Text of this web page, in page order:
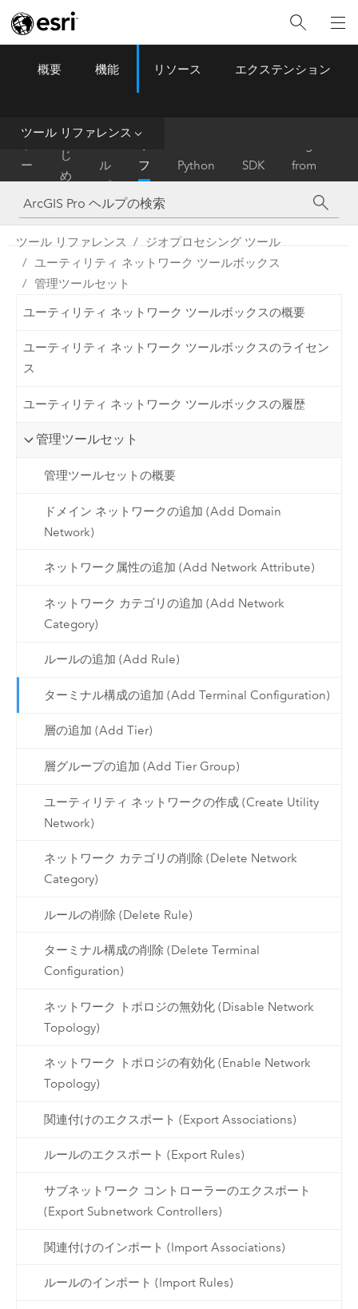
ArcGIS Pro Menu
概要 機能 リソース エクステンション
ツール リファレンス
ー
ム
は
じ
め
に
ル
プ
フ
ァ
レ
ン
ス
Python SDK
from
ArcMap
ツール リファレンス
ジオプロセシング ツール
ユーティリティ ネットワーク ツールボックス
管理ツールセット
ユーティリティ ネットワーク ツールボックスの概要
ユーティリティ ネットワーク ツールボックスのライセン
ス
ユーティリティ ネットワーク ツールボックスの履歴
管理ツールセット
管理ツールセットの概要
ドメイン ネットワークの追加 (Add Domain
Network)
ネットワーク属性の追加 (Add Network Attribute)
ネットワーク カテゴリの追加 (Add Network
Category)
ルールの追加 (Add Rule)
ターミナル構成の追加 (Add Terminal Configuration)
層の追加 (Add Tier)
層グループの追加 (Add Tier Group)
ユーティリティ ネットワークの作成 (Create Utility
Network)
ネットワーク カテゴリの削除 (Delete Network
Category)
ルールの削除 (Delete Rule)
ターミナル構成の削除 (Delete Terminal
Configuration)
ネットワーク トポロジの無効化 (Disable Network
Topology)
ネットワーク トポロジの有効化 (Enable Network
Topology)
関連付けのエクスポート (Export Associations)
ルールのエクスポート (Export Rules)
サブネットワーク コントローラーのエクスポート
(Export Subnetwork Controllers)
関連付けのインポート (Import Associations)
ルールのインポート (Import Rules)